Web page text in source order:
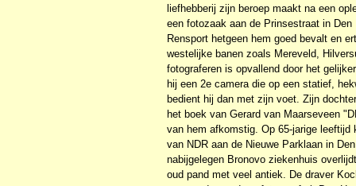
liefhebberij zijn beroep maakt na een
een fotozaak aan de Prinsestraat in
Rensport hetgeen hem goed bevalt en
westelijke banen zoals Mereveld,
fotograferen is opvallend door het
hij een 2e camera die op een statief,
bedient hij dan met zijn voet. Zijn
het boek van Gerard van Maarseveen
van hem afkomstig. Op 65-jarige
van NDR aan de Nieuwe Parklaan in
nabijgelegen Bronovo ziekenhuis
oud pand met veel antiek. De draver